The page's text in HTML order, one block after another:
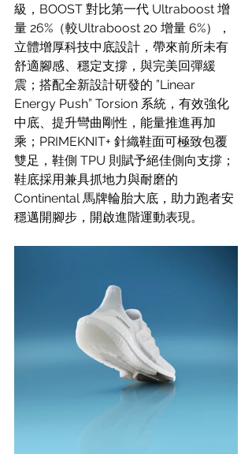
級，BOOST 對比第一代 Ultraboost 增
量 26%（較Ultraboost 20 增量 6%），
立體增厚科技中底設計，帶來前所未有
舒適腳感、穩定支撐，與完美回彈緩
震；搭配全新設計研發的 ”Linear
Energy Push” Torsion 系統，有效強化
中底、提升彎曲剛性，能量推進再加
乘；PRIMEKNIT+ 針織鞋面可極致包覆
雙足，鞋側 TPU 則賦予絕佳側向支撐；
鞋底採用兼具抓地力與耐磨的
Continental 馬牌輪胎大底，助力跑者安
穩邁開腳步，開啟進階運動表現。